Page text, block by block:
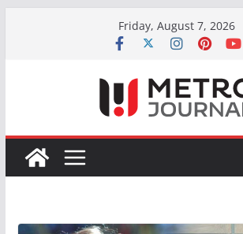
Friday, August 7, 2026